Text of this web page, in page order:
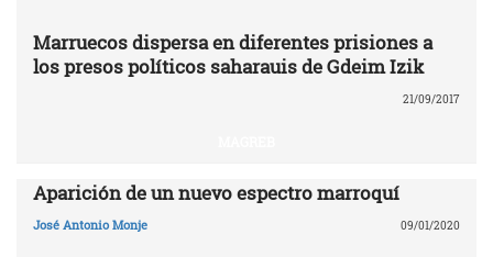
Marruecos dispersa en diferentes prisiones a
los presos políticos saharauis de Gdeim Izik
21/09/2017
Aparición de un nuevo espectro marroquí
José Antonio Monje 09/01/2020